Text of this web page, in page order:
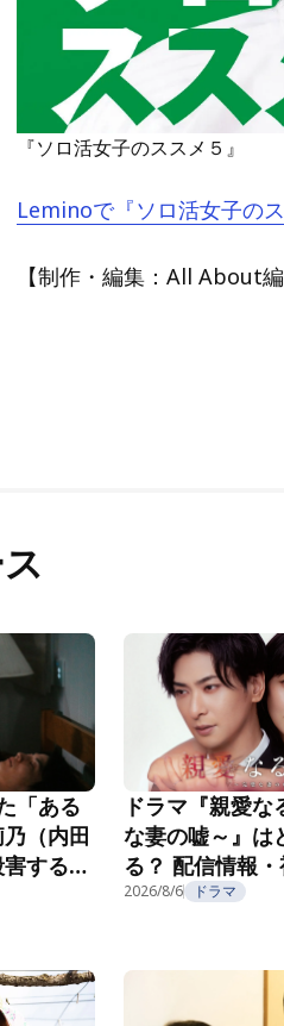
『ソロ活女子のススメ５』
Leminoで『ソロ活女子の
【制作・編集：All About編
「ある
（内田
する
に』第
ドラマ『親愛
な妻の嘘～』は
る？ 配信情報
紹介
2026/8/6 ドラマ